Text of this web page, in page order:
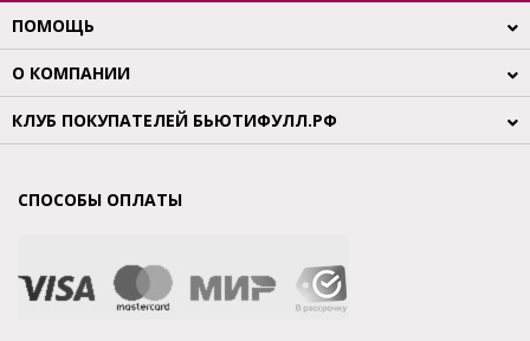
ПОМОЩЬ
О КОМПАНИИ
КЛУБ ПОКУПАТЕЛЕЙ БЬЮТИФУЛЛ.РФ
СПОСОБЫ ОПЛАТЫ